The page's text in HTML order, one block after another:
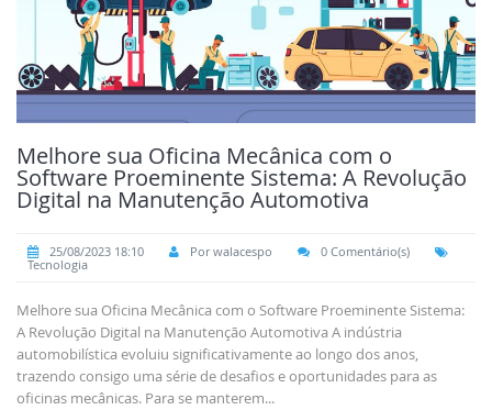
Melhore sua Oficina Mecânica com o
Software Proeminente Sistema: A Revolução
Digital na Manutenção Automotiva
25/08/2023 18:10 Por walacespo
0 Comentário(s)
Tecnologia
Melhore sua Oficina Mecânica com o Software Proeminente Sistema:
A Revolução Digital na Manutenção Automotiva A indústria
automobilística evoluiu significativamente ao longo dos anos,
trazendo consigo uma série de desafios e oportunidades para as
oficinas mecânicas. Para se manterem...